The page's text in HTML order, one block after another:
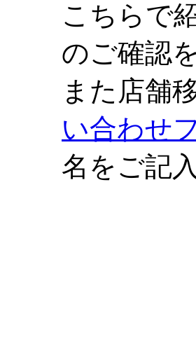
こちらで
のご確認
また店舗
い合わせ
名をご記